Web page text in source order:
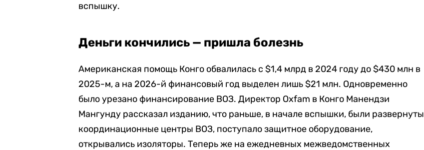
вспышку.
Деньги кончились — пришла болезнь
Американская помощь Конго обвалилась с $1,4 млрд в 2024 году до $430 млн в
2025-м, а на 2026-й финансовый год выделен лишь $21 млн. Одновременно
было урезано финансирование ВОЗ. Директор Oxfam в Конго Манендзи
Мангунду рассказал изданию, что раньше, в начале вспышки, были развернуты
координационные центры ВОЗ, поступало защитное оборудование,
открывались изоляторы. Теперь же на ежедневных межведомственных